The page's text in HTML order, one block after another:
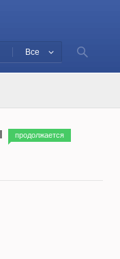
Все
продолжается